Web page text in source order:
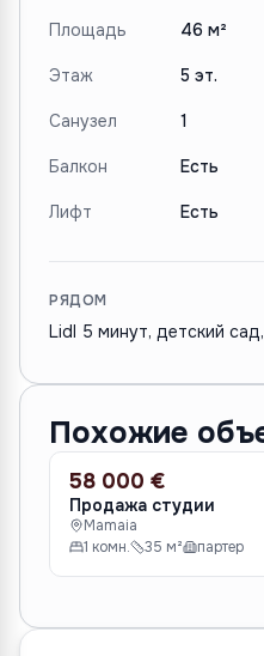
Площадь 46 м²
Этаж 5 эт.
Санузел 1
Балкон Есть
Лифт Есть
РЯДОМ
Lidl 5 минут, детский
Похожие
ПРОДАЖА
58 000 €
Продажа студии
Mamaia
1 комн.
35 м² партер